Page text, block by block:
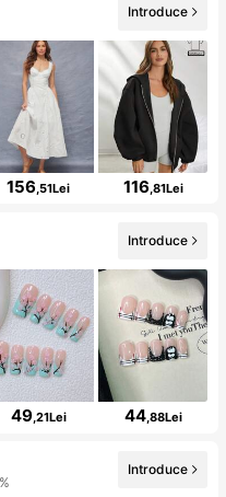
Introduce
156,51Lei 116,81Lei
Introduce
49,21Lei 44,88Lei
Introduce